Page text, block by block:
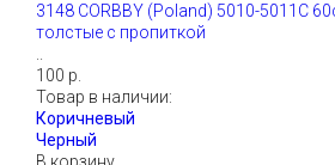
3148 CORBBY (Poland) 5010-5011С
толстые с пропиткой
100 р.
Товар в наличии: